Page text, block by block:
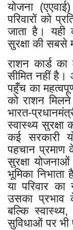
योजना
परिवारों को
जाता है। यही
सुरक्षा की सबसे
राशन कार्ड
सीमित नहीं
पहुँच का
को राशन
भारत-
स्वास्थ्य
कई सरकारी
पहचान
सुरक्षा
भूमिका
या परिवार
उसका प्रभाव
बल्कि
सुविधाओं पर भी